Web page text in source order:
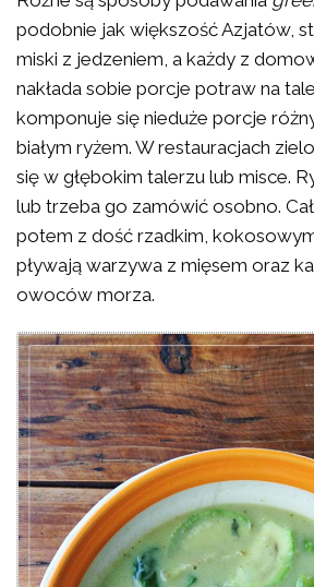
podobnie jak większość Azjatów,
miski z jedzeniem, a każdy z
nakłada sobie porcje potraw na
komponuje się nieduże porcje
białym ryżem. W restauracjach
się w głębokim talerzu lub misce.
lub trzeba go zamówić osobno.
potem z dość rzadkim,
pływają warzywa z mięsem oraz
owoców morza.